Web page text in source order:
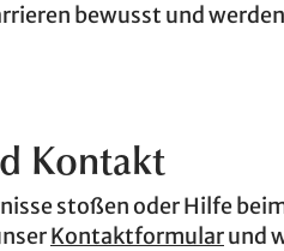
bewusst und
Kontakt
stoßen oder Hilfe
Kontaktformularund